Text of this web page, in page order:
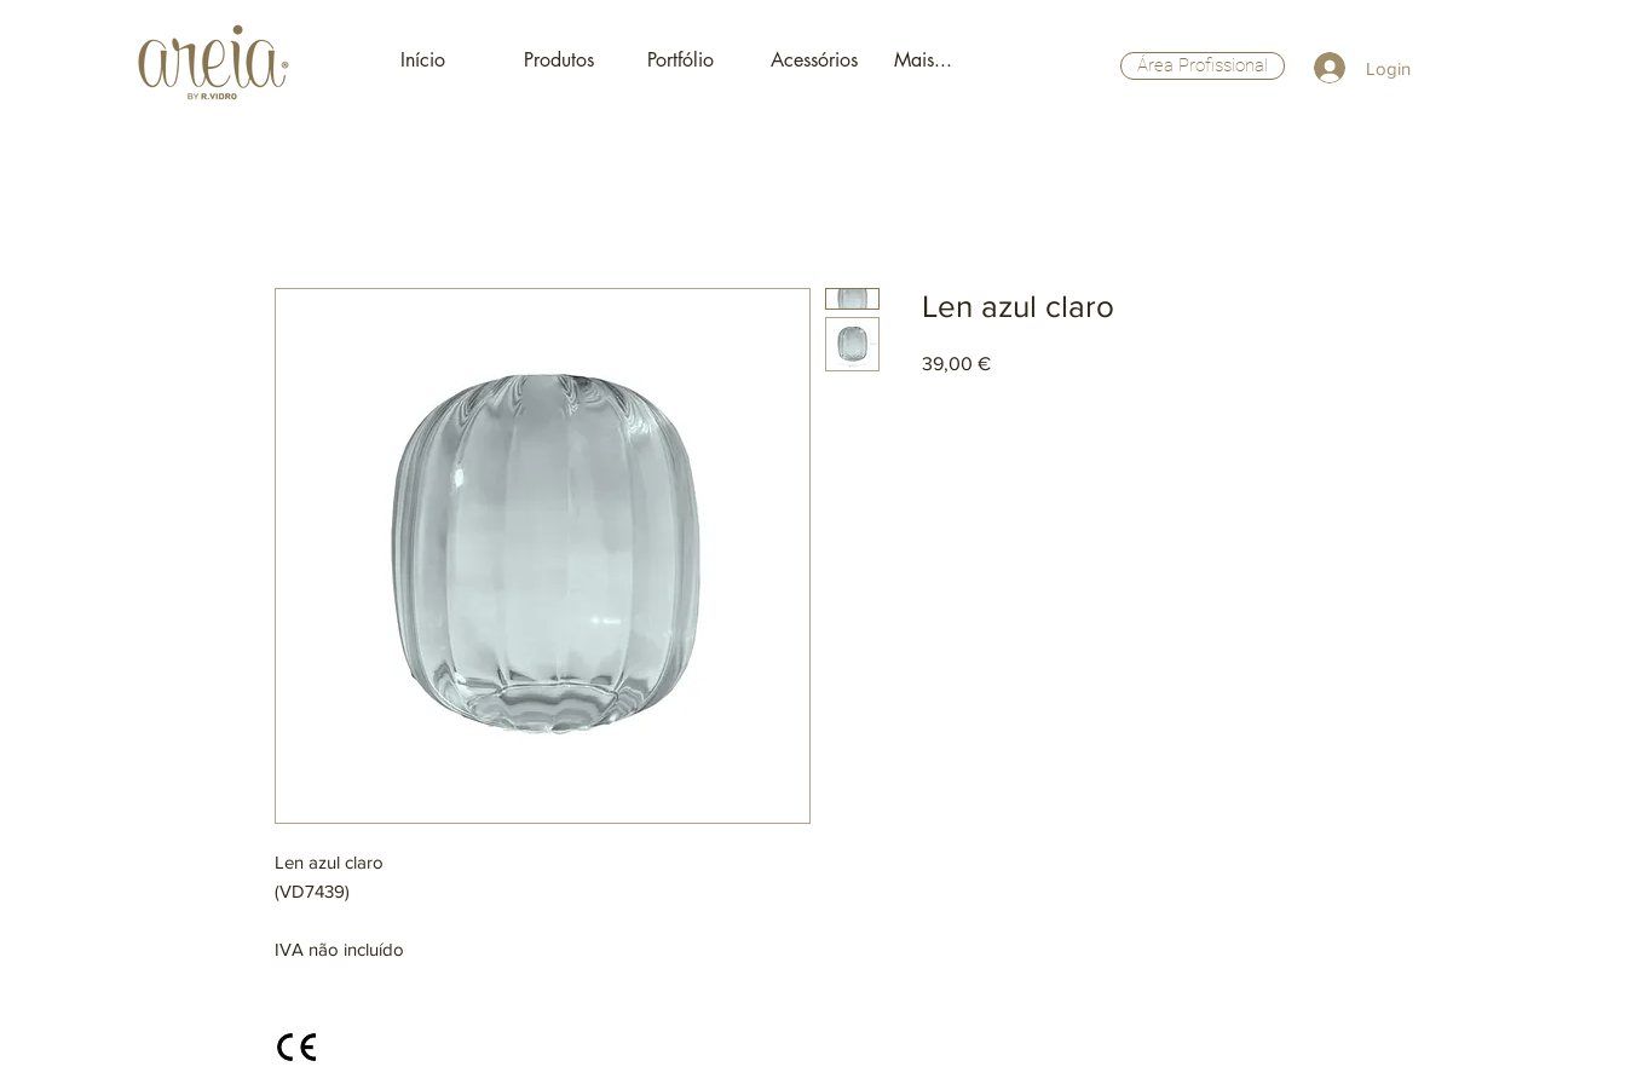
Início Produtos Portfólio Acessórios Mais... Área Profissional Login
Len azul claro
(VD7439)
IVA não incluído
Len azul claro
39,00 €Preço